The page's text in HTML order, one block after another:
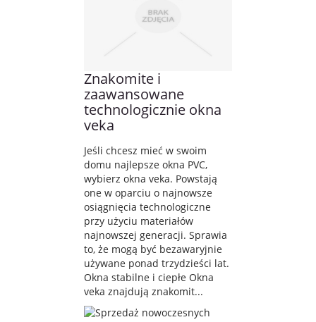
Znakomite i
zaawansowane
technologicznie okna
veka
Jeśli chcesz mieć w swoim
domu najlepsze okna PVC,
wybierz okna veka. Powstają
one w oparciu o najnowsze
osiągnięcia technologiczne
przy użyciu materiałów
najnowszej generacji. Sprawia
to, że mogą być bezawaryjnie
używane ponad trzydzieści lat.
Okna stabilne i ciepłe Okna
veka znajdują znakomit...